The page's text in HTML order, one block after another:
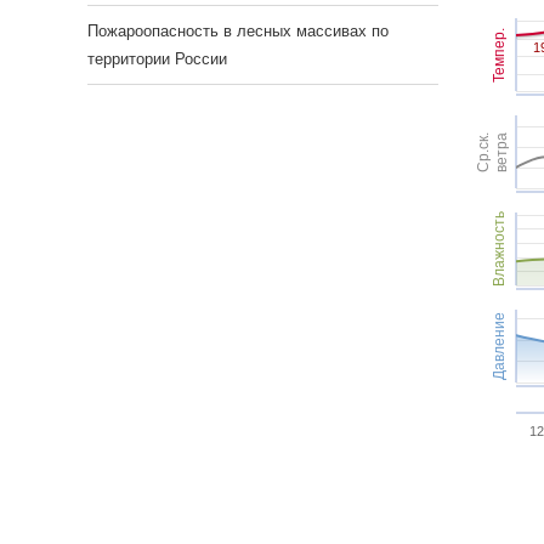
Темпер.
Ср.ск.ветра
Влажность
Давление
Пожароопасность в лесных массивах по
территории России